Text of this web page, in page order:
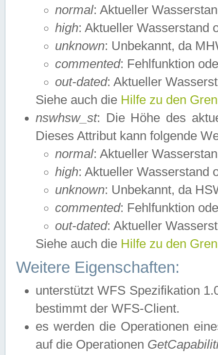
normal: Aktueller
high: Aktueller Wasserstand
unknown: Unbekannt, da
commented: Fehlfunktion
out-dated: Aktueller
Siehe auch die Hilfe zu den
nswhsw_st: Die Höhe des
Dieses Attribut kann folgende
normal: Aktueller
high: Aktueller Wasserstand
unknown: Unbekannt, da
commented: Fehlfunktion
out-dated: Aktueller
Siehe auch die Hilfe zu den
Weitere Eigenschaften:
unterstützt WFS Spezifikation
bestimmt der WFS-Client.
es werden die Operationen
auf die Operationen